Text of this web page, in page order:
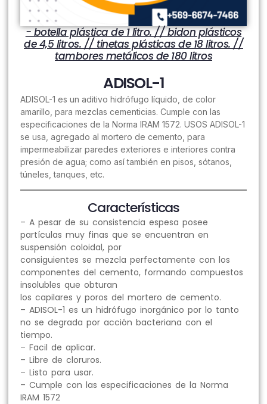
- botella plástica de 1 litro. // bidon plásticos
de 4,5 litros. // tinetas plásticas de 18 litros. //
tambores metálicos de 180 litros
ADISOL-1
ADISOL-1 es un aditivo hidrófugo líquido, de color
amarillo, para mezclas cementicias. Cumple con las
especificaciones de la Norma IRAM 1572. USOS ADISOL-1
se usa, agregado al mortero de cemento, para
impermeabilizar paredes exteriores e interiores contra
presión de agua; como así también en pisos, sótanos,
túneles, tanques, etc.
Características
– A pesar de su consistencia espesa posee
partículas muy finas que se encuentran en
suspensión coloidal, por
consiguientes se mezcla perfectamente con los
componentes del cemento, formando compuestos
insolubles que obturan
los capilares y poros del mortero de cemento.
– ADISOL-1 es un hidrófugo inorgánico por lo tanto
no se degrada por acción bacteriana con el
tiempo.
– Facil de aplicar.
– Libre de cloruros.
– Listo para usar.
– Cumple con las especificaciones de la Norma
IRAM 1572